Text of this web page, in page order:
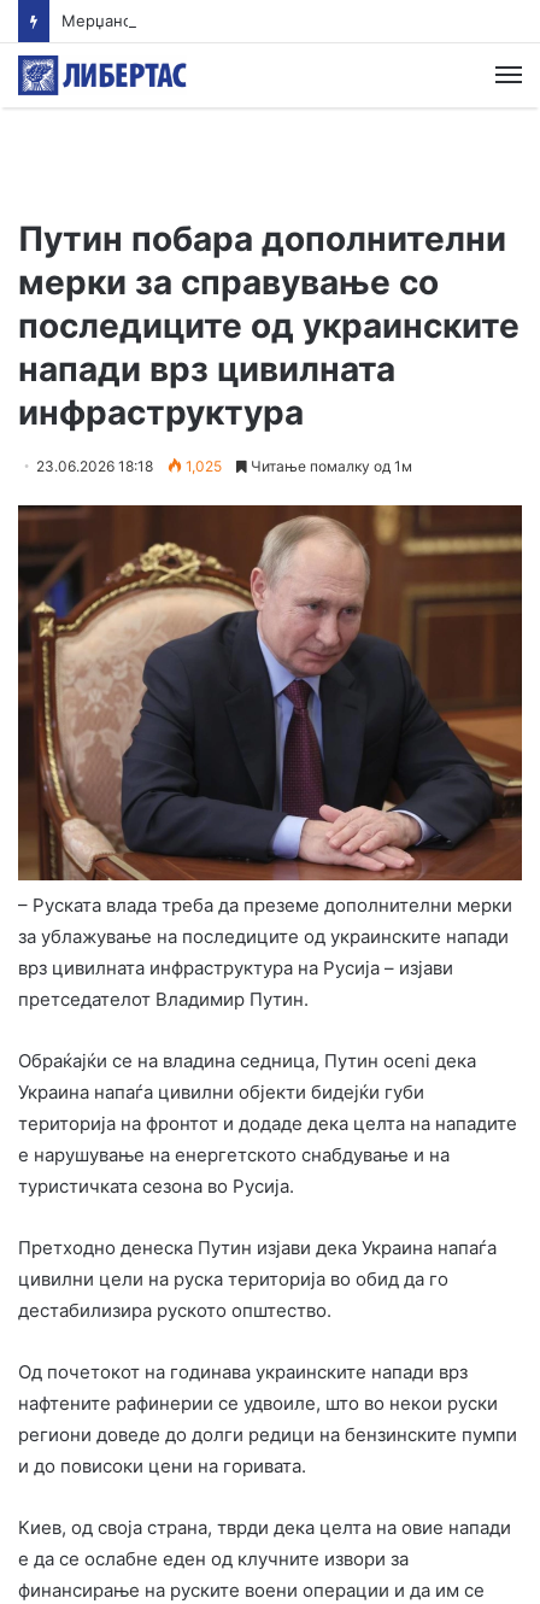
Путин побара дополнителни
мерки за справување со
последиците од украинските
напади врз цивилната
инфраструктура
23.06.2026 18:18 1,025 Читање помалку од 1м
– Руската влада треба да преземе дополнителни мерки
за ублажување на последиците од украинските напади
врз цивилната инфраструктура на Русија – изјави
претседателот Владимир Путин.
Обраќајќи се на владина седница, Путин oceni дека
Украина напаѓа цивилни објекти бидејќи губи
територија на фронтот и додаде дека целта на нападите
е нарушување на енергетското снабдување и на
туристичката сезона во Русија.
Претходно денеска Путин изјави дека Украина напаѓа
цивилни цели на руска територија во обид да го
дестабилизира руското општество.
Од почетокот на годинава украинските напади врз
нафтените рафинерии се удвоиле, што во некои руски
региони доведе до долги редици на бензинските пумпи
и до повисоки цени на горивата.
Киев, од своја страна, тврди дека целта на овие напади
е да се ослабне еден од клучните извори за
финансирање на руските воени операции и да им се